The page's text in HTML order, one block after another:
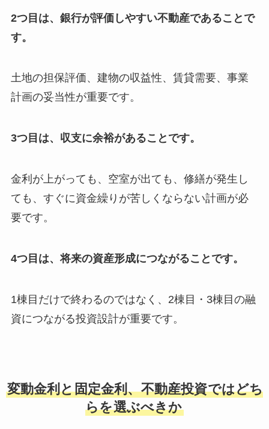
2つ目は、銀行が評価しやすい不動産であることで
す。
土地の担保評価、建物の収益性、賃貸需要、事業
計画の妥当性が重要です。
3つ目は、収支に余裕があることです。
金利が上がっても、空室が出ても、修繕が発生し
ても、すぐに資金繰りが苦しくならない計画が必
要です。
4つ目は、将来の資産形成につながることです。
1棟目だけで終わるのではなく、2棟目・3棟目の融
資につながる投資設計が重要です。
変動金利と固定金利、不動産投資ではどち
らを選ぶべきか